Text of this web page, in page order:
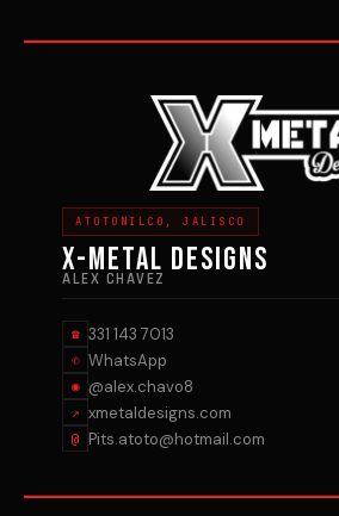
ATOTONILCO, JALISCO
X-METAL DESIGNS
ALEX CHAVEZ
☎ 331 143 7013
✆ WhatsApp
◉ @alex.chavo8
↗ xmetaldesigns.com
@ Pits.atoto@hotmail.com